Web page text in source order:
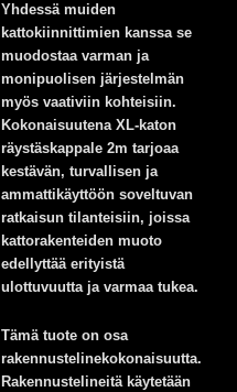
Yhdessä muiden
kattokiinnittimien kanssa se
muodostaa varman ja
monipuolisen järjestelmän
myös vaativiin kohteisiin.
Kokonaisuutena XL-katon
räystäskappale 2m tarjoaa
kestävän, turvallisen ja
ammattikäyttöön soveltuvan
ratkaisun tilanteisiin, joissa
kattorakenteiden muoto
edellyttää erityistä
ulottuvuutta ja varmaa tukea.
Tämä tuote on osa
rakennustelinekokonaisuutta.
Rakennustelineitä käytetään